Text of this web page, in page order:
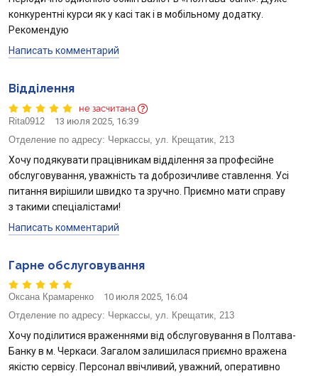
конкурентні курси як у касі так і в мобільному додатку.
Рекомендую
Написать комментарий
Відділення
не засчитана
Rita0912
13 июля 2025, 16:39
Отделение по адресу: Черкассы, ул. Крещатик, 213
Хочу подякувати працівникам відділення за професійне
обслуговування, уважність та доброзичливе ставлення. Усі
питання вирішили швидко та зручно. Приємно мати справу
з такими спеціалістами!
Написать комментарий
Гарне обслуговування
Оксана Крамаренко
10 июля 2025, 16:04
Отделение по адресу: Черкассы, ул. Крещатик, 213
Хочу поділитися враженнями від обслуговування в Полтава-
Банку в м. Черкаси. Загалом залишилася приємно вражена
якістю сервісу. Персонал ввічливий, уважний, оперативно